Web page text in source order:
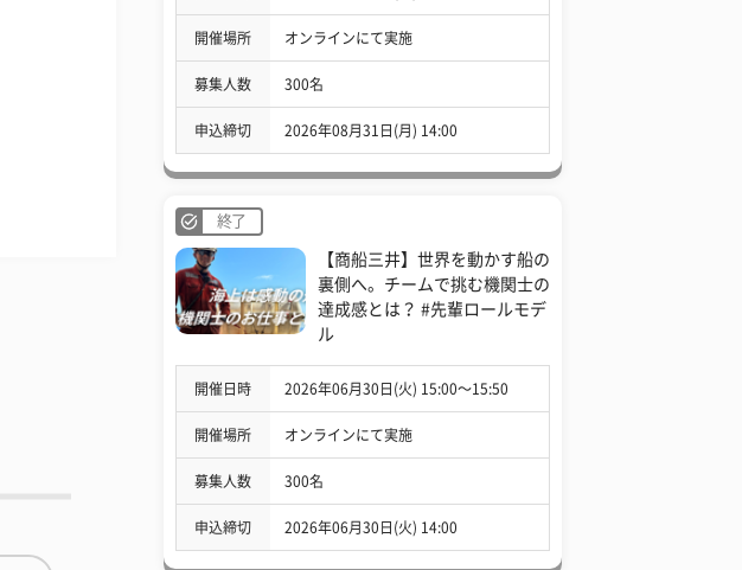
開催場所 オンラインにて実施
募集人数 300名
申込締切 2026年08月31日(月) 14:00
終了
【商船三井】世界を動かす船の
裏側へ。チームで挑む機関士の
達成感とは？ #先輩ロールモデ
ル
開催日時 2026年06月30日(火) 15:00〜15:50
開催場所 オンラインにて実施
募集人数 300名
申込締切 2026年06月30日(火) 14:00